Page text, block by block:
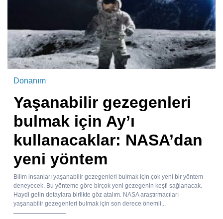
Donanım
Yaşanabilir gezegenleri
bulmak için Ay’ı
kullanacaklar: NASA’dan
yeni yöntem
Bilim insanları yaşanabilir gezegenleri bulmak için çok yeni bir yöntem
deneyecek. Bu yönteme göre birçok yeni gezegenin keşfi sağlanacak.
Haydi gelin detaylara birlikte göz atalım. NASA araştırmacıları
yaşanabilir gezegenleri bulmak için son derece önemli...